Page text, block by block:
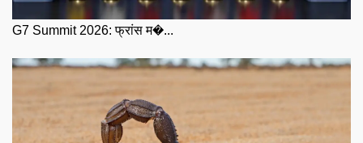
G7 Summit 2026: फ्रांस म�...